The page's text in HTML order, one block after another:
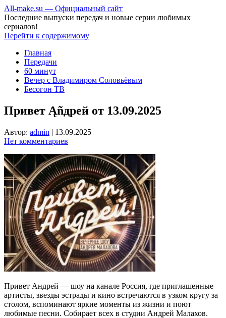
All-make.su — Официальный сайт
Последние выпуски передач и новые серии любимых
сериалов!
Перейти к содержимому
Главная
Передачи
60 минут
Вечер с Владимиром Соловьёвым
Бесогон ТВ
Привет Ąñдpей от 13.09.2025
Автор: admin | 13.09.2025
Нет комментариев
Привет Андрей — шоу на канале Россия, где приглашенные
артисты, звезды эстрады и кино встречаются в узком кругу за
столом, вспоминают яркие моменты из жизни и поют
любимые песни. Собирает всех в студии Андрей Малахов.